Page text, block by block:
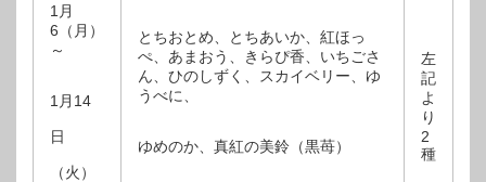
1月
6（月）
～
1月14
日
（火）
とちおとめ、とちあいか、紅ほっ
ぺ、あまおう、きらぴ香、いちごさ
ん、ひのしずく、スカイベリー、ゆ
うべに、
ゆめのか、真紅の美鈴（黒苺）
左
記
よ
り
2
種